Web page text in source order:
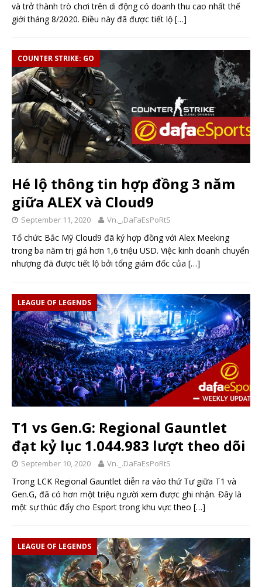
và trở thành trò chơi trên di động có doanh thu cao nhất thế
giới tháng 8/2020. Điều này đã được tiết lộ […]
COUNTER STRIKE: GO
Hé lộ thông tin hợp đồng 3 năm
giữa ALEX và Cloud9
September 11, 2020 Vn._.DaFaEsPoRtS
Tổ chức Bắc Mỹ Cloud9 đã ký hợp đồng với Alex Meeking
trong ba năm trị giá hơn 1,6 triệu USD. Việc kinh doanh chuyển
nhượng đã được tiết lộ bởi tổng giám đốc của […]
LEAGUE OF LEGENDS
T1 vs Gen.G: Regional Gauntlet
đạt kỷ lục 1.044.983 lượt theo dõi
September 10, 2020 Vn._.DaFaEsPoRtS
Trong LCK Regional Gauntlet diễn ra vào thứ Tư giữa T1 và
Gen.G, đã có hơn một triệu người xem được ghi nhận. Đây là
một sự thúc đẩy cho Esport trong khu vực theo […]
LEAGUE OF LEGENDS